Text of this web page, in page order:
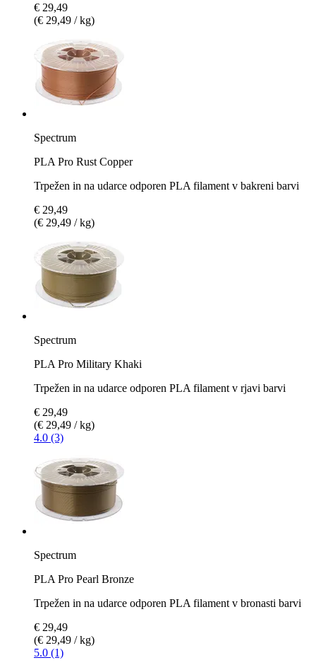
€ 29,49
(€ 29,49 / kg)
Spectrum
PLA Pro Rust Copper
Trpežen in na udarce odporen PLA filament v bakreni barvi
€ 29,49
(€ 29,49 / kg)
Spectrum
PLA Pro Military Khaki
Trpežen in na udarce odporen PLA filament v rjavi barvi
€ 29,49
(€ 29,49 / kg)
4.0 (3)
Spectrum
PLA Pro Pearl Bronze
Trpežen in na udarce odporen PLA filament v bronasti barvi
€ 29,49
(€ 29,49 / kg)
5.0 (1)